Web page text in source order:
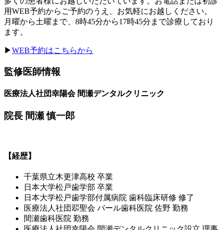
用WEB予約からご予約のうえ、お気軽にお越しください。
月曜から土曜まで、8時45分から17時45分まで診療しており
ます。
▶WEB予約はこちらから
監修医師情報
医療法人社団幸陽会 間瀬デンタルクリニック
院長 間瀬 慎一郎
【経歴】
千葉県立木更津高校 卒業
日本大学松戸歯学部 卒業
日本大学松戸歯学部付属病院 歯科臨床研修 修了
医療法人社団翆聖会 パール歯科医院 佐野 勤務
間瀬歯科医院 勤務